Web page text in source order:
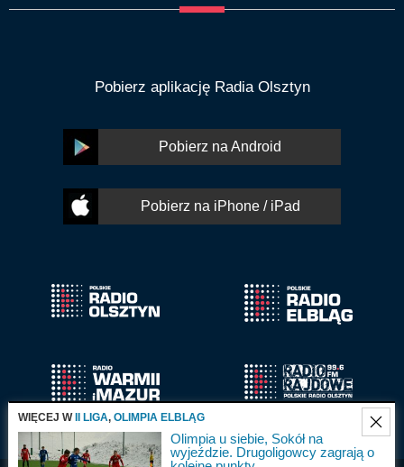
Pobierz aplikację Radia Olsztyn
Pobierz na Android
Pobierz na iPhone / iPad
WIĘCEJ W II LIGA, OLIMPIA ELBLĄG
Olimpia u siebie, Sokół na
wyjeździe. Drugoligowcy zagrają o